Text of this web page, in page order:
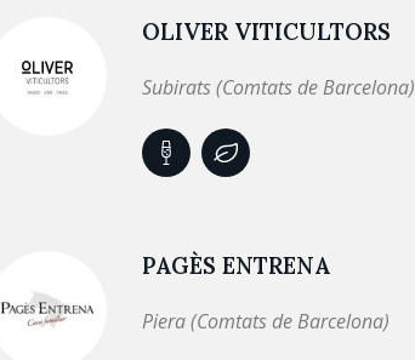
OLIVER VITICULTORS
Subirats (Comtats de Barcelona)
PAGÈS ENTRENA
Piera (Comtats de Barcelona)